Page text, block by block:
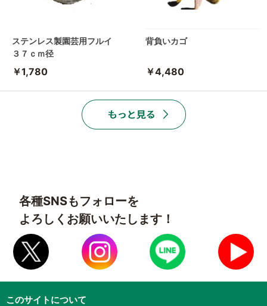
ステンレス製園芸用フルイ
３７ｃｍ径
￥1,780
背負いカゴ
￥4,480
各種SNSもフォローを
よろしくお願いいたします！
このサイトについて